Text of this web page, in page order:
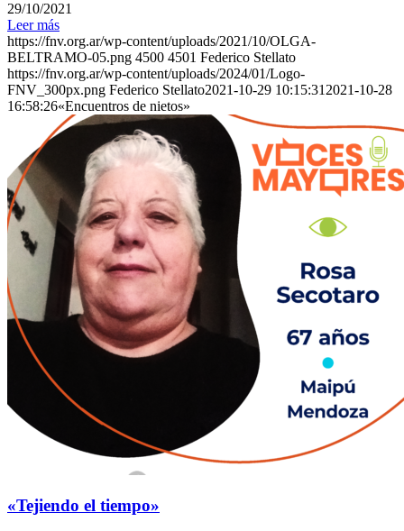
29/10/2021
Leer más
https://fnv.org.ar/wp-content/uploads/2021/10/OLGA-
BELTRAMO-05.png 4500 4501 Federico Stellato
https://fnv.org.ar/wp-content/uploads/2024/01/Logo-
FNV_300px.png Federico Stellato2021-10-29 10:15:31 2021-10-28
16:58:26«Encuentros de nietos»
«Tejiendo el tiempo»